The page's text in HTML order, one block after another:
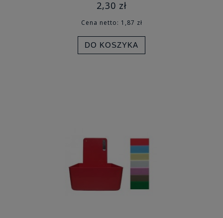
2,30 zł
Cena netto: 1,87 zł
DO KOSZYKA